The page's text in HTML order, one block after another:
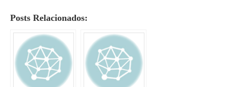
Posts Relacionados: